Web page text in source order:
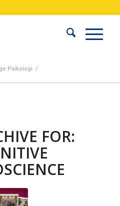
Psikologi /
FOR: